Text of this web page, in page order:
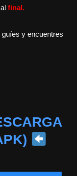
final.
guíes y encuentres